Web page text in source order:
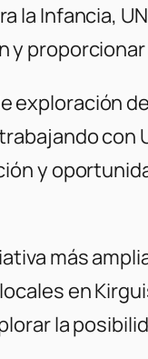
la Infancia,
exploración
con
y
más
en
la